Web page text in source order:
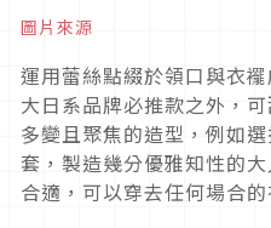
圖片來源
運用蕾絲點綴於領口與衣
大日系品牌必推款之外，
多變且聚焦的造型，例如
套，製造幾分優雅知性的
合適，可以穿去任何場合